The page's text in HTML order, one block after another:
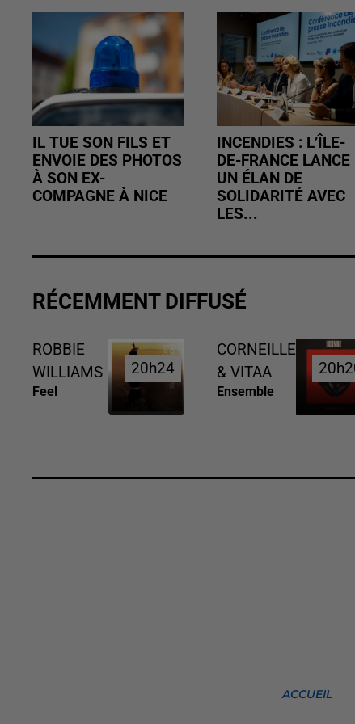
IL TUE SON FILS ET
ENVOIE DES PHOTOS
À SON EX-
COMPAGNE À NICE
INCENDIES : L’ÎLE-
DE-FRANCE LANCE
UN ÉLAN DE
SOLIDARITÉ AVEC
LES...
RÉCEMMENT DIFFUSÉ
ROBBIE
WILLIAMS
Feel
20h24
20h24
CORNEILLE
& VITAA
Ensemble
ACCUEIL